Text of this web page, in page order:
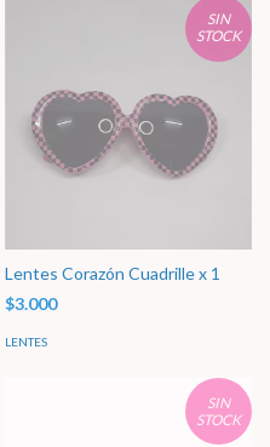
SIN
STOCK
Lentes Corazón Cuadrille x 1
$3.000
LENTES
SIN
STOCK